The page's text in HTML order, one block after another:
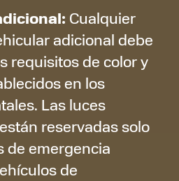
Cualquier
adicional debe
requisitos de color y
en los
Las luces
reservadas solo
de emergencia
de